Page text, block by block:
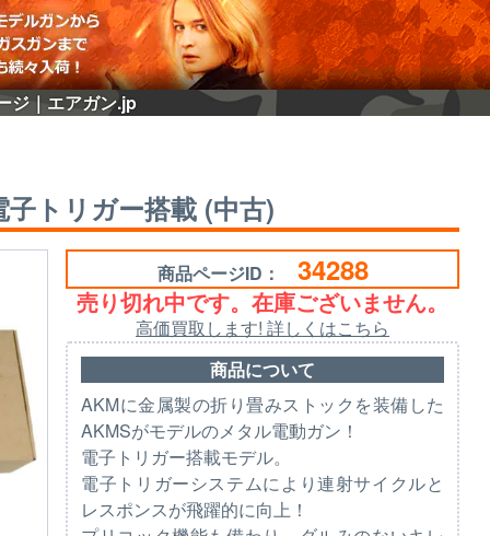
ジ｜エアガン.jp
トリガー搭載 (中古)
商品ページID： 34288
売り切れ中です。在庫ございません。
高価買取します! 詳しくはこちら
商品について
AKMに金属製の折り畳みストックを装備した
AKMSがモデルのメタル電動ガン！
電子トリガー搭載モデル。
電子トリガーシステムにより連射サイクルと
レスポンスが飛躍的に向上！